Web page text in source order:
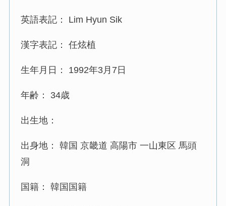
英語表記： Lim Hyun Sik
漢字表記： 任炫植
生年月日： 1992年3月7日
年齢： 34歳
出生地：
出身地： 韓国 京畿道 高陽市 一山東区 馬頭
洞
国籍： 韓国国籍